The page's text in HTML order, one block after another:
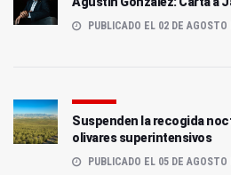
PUBLICADO EL 02 DE AGOSTO
Suspenden la recogida
olivares superintensivos
PUBLICADO EL 05 DE AGOSTO